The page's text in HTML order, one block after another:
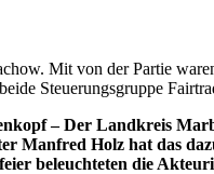
Mit von der Partie
Steuerungsgruppe
– Der Landkreis
Manfred Holz hat das
beleuchteten die